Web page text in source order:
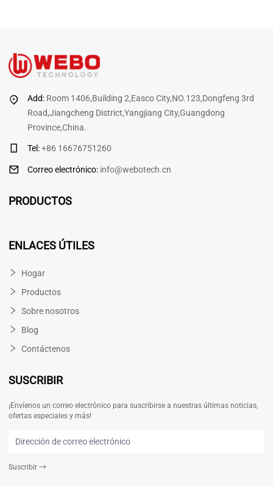
Add: Room 1406,Building 2,Easco City,NO.123,Dongfeng 3rd
Road,Jiangcheng District,Yangjiang City,Guangdong
Province,China.
Tel: +86 16676751260
Correo electrónico: info@webotech.cn
PRODUCTOS
ENLACES ÚTILES
Hogar
Productos
Sobre nosotros
Blog
Contáctenos
SUSCRIBIR
¡Envíenos un correo electrónico para suscribirse a nuestras últimas noticias,
ofertas especiales y más!
Suscribir →